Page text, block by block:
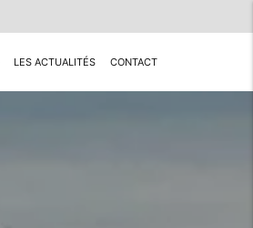
LES ACTUALITÉS CONTACT